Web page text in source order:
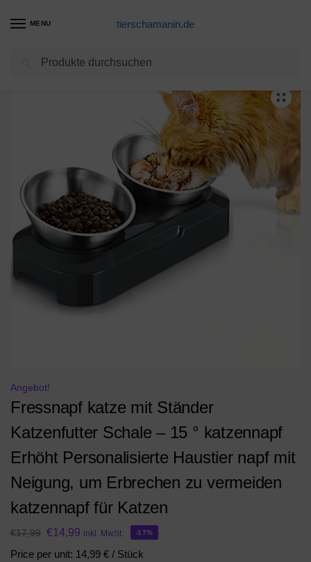
MENU tierschamanin.de
Futternapf Produkte / Fressnapf katze mit Ständer Katzenfutter Schale – 15 ° katzennapf Erhöht Personalisierte Haustier napf mit Neigung, um Erbrechen zu vermeiden katzennapf für Katzen
Angebot!
Fressnapf katze mit Ständer
Katzenfutter Schale – 15 ° katzennapf
Erhöht Personalisierte Haustier napf mit
Neigung, um Erbrechen zu vermeiden
katzennapf für Katzen
€17,99 €14,99 inkl. MwSt. -17%
Price per unit: 14,99 € / Stück